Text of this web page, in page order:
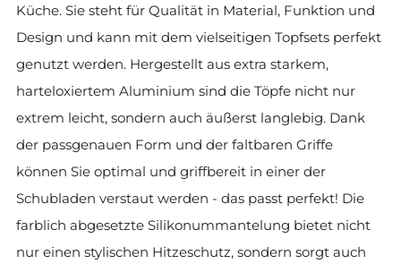
Küche. Sie steht für Qualität in Material, Funktion und
Design und kann mit dem vielseitigen Topfsets perfekt
genutzt werden. Hergestellt aus extra starkem,
harteloxiertem Aluminium sind die Töpfe nicht nur
extrem leicht, sondern auch äußerst langlebig. Dank
der passgenauen Form und der faltbaren Griffe
können Sie optimal und griffbereit in einer der
Schubladen verstaut werden - das passt perfekt! Die
farblich abgesetzte Silikonummantelung bietet nicht
nur einen stylischen Hitzeschutz, sondern sorgt auch